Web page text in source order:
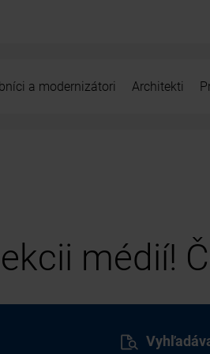
a modernizátori Architekti
médií!